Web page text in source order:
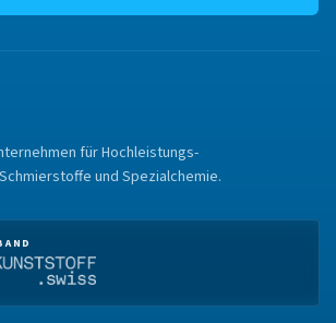
für Hochleistungs-
und Spezialchemie.